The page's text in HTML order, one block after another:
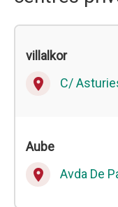
villalkor
place C/
Aube
place Avda De